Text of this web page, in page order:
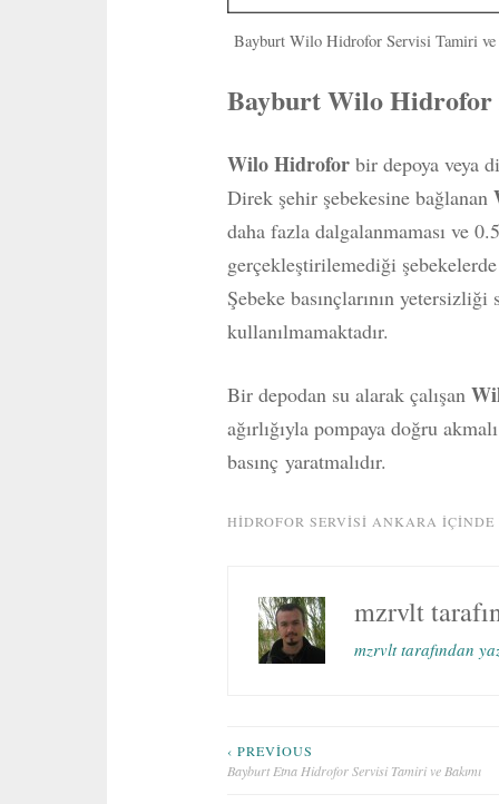
Bayburt Wilo Hidrofor Servisi Tamiri ve
Bayburt Wilo Hidrofor
Wilo Hidroforbir depoya veya
Direk şehir şebekesine bağlanan
daha fazla dalgalanmaması ve
gerçekleştirilemediği
Şebeke basınçlarının
kullanılmamaktadır.
Bir depodan su alarak çalışan
ağırlığıyla pompaya doğru
basınç yaratmalıdır.
HIDROFOR SERVISI ANKARA
mzrvlt
mzrvlt tarafından
Yazı
‹ PREVIOUS
Bayburt Etna Hidrofor Servisi Tamiri ve Bakımı